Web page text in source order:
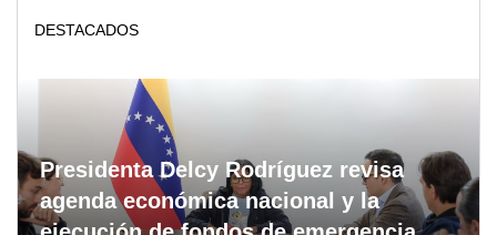
DESTACADOS
Presidenta Delcy Rodríguez revisa
agenda económica nacional y la